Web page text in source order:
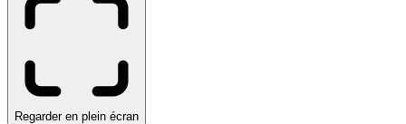
Regarder en plein écran